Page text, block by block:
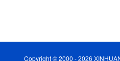
浙江 安徽
Copyright © 2000 - 2026